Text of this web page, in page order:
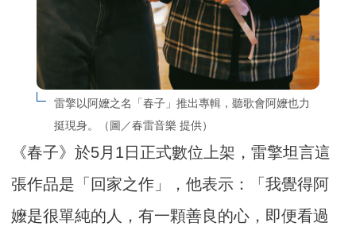
雷擎以阿嬤之名「春子」推出專輯，聽歌會阿嬤也力
挺現身。（圖／春雷音樂 提供）
《春子》於5月1日正式數位上架，雷擎坦言這
張作品是「回家之作」，他表示：「我覺得阿
嬤是很單純的人，有一顆善良的心，即便看過